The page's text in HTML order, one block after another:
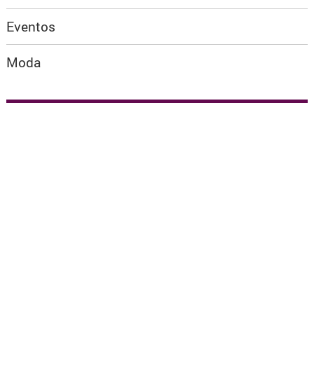
Eventos
Moda